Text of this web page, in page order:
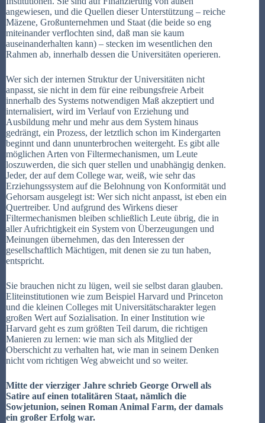
angewiesen, und die Quellen dieser Unterstützung – reiche
Mäzene, Großunternehmen und Staat (die beide so eng
miteinander verflochten sind, daß man sie kaum
auseinanderhalten kann) – stecken im wesentlichen den
Rahmen ab, innerhalb dessen die Universitäten operieren.
Wer sich der internen Struktur der Universitäten nicht
anpasst, sie nicht in dem für eine reibungsfreie Arbeit
innerhalb des Systems notwendigen Maß akzeptiert und
internalisiert, wird im Verlauf von Erziehung und
Ausbildung mehr und mehr aus dem System hinaus
gedrängt, ein Prozess, der letztlich schon im Kindergarten
beginnt und dann ununterbrochen weitergeht. Es gibt alle
möglichen Arten von Filtermechanismen, um Leute
loszuwerden, die sich quer stellen und unabhängig denken.
Jeder, der auf dem College war, weiß, wie sehr das
Erziehungssystem auf die Belohnung von Konformität und
Gehorsam ausgelegt ist: Wer sich nicht anpasst, ist eben ein
Quertreiber. Und aufgrund des Wirkens dieser
Filtermechanismen bleiben schließlich Leute übrig, die in
aller Aufrichtigkeit ein System von Überzeugungen und
Meinungen übernehmen, das den Interessen der
gesellschaftlich Mächtigen, mit denen sie zu tun haben,
entspricht.
Sie brauchen nicht zu lügen, weil sie selbst daran glauben.
Eliteinstitutionen wie zum Beispiel Harvard und Princeton
und die kleinen Colleges mit Universitätscharakter legen
großen Wert auf Sozialisation. In einer Institution wie
Harvard geht es zum größten Teil darum, die richtigen
Manieren zu lernen: wie man sich als Mitglied der
Oberschicht zu verhalten hat, wie man in seinem Denken
nicht vom richtigen Weg abweicht und so weiter.
Mitte der vierziger Jahre schrieb George Orwell als
Satire auf einen totalitären Staat, nämlich die
Sowjetunion, seinen Roman Animal Farm, der damals
ein großer Erfolg war.